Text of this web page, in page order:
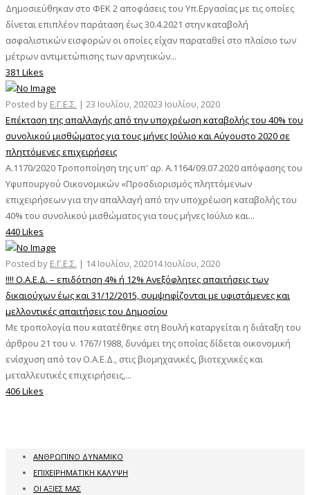
Δημοσιεύθηκαν στο ΦΕΚ 2 αποφάσεις του Υπ.Εργασίας με τις οποίες
δίνεται επιπλέον παράταση έως 30.4.2021 στην καταβολή
ασφαλιστικών εισφορών οι οποίες είχαν παραταθεί στο πλαίσιο των
μέτρων αντιμετώπισης των αρνητικών...
381 Likes
Posted by Ε.Γ.Ε.Σ. | 23 Ιουλίου, 202023 Ιουλίου, 2020
Επέκταση της απαλλαγής από την υποχρέωση καταβολής του 40% του
συνολικού μισθώματος για τους μήνες Ιούλιο και Αύγουστο 2020 σε
πληττόμενες επιχειρήσεις
Α.1170/2020 Τροποποίηση της υπ' αρ. Α.1164/09.07.2020 απόφασης του
Υφυπουργού Οικονομικών «Προσδιορισμός πληττόμενων
επιχειρήσεων για την απαλλαγή από την υποχρέωση καταβολής του
40% του συνολικού μισθώματος για τους μήνες Ιούλιο και...
440 Likes
Posted by Ε.Γ.Ε.Σ. | 14 Ιουλίου, 202014 Ιουλίου, 2020
!!!! Ο.Α.Ε.Δ. – επιδότηση 4% ή 12% Ανεξόφλητες απαιτήσεις των
δικαιούχων έως και 31/12/2015, συμψηφίζονται με υφιστάμενες και
μελλοντικές απαιτήσεις του Δημοσίου
Με τροπολογία που κατατέθηκε στη Βουλή καταργείται η διάταξη του
άρθρου 21 του ν. 1767/1988, δυνάμει της οποίας δίδεται οικονομική
ενίσχυση από τον Ο.Α.Ε.Δ., στις βιομηχανικές, βιοτεχνικές και
μεταλλευτικές επιχειρήσεις,...
406 Likes
ΑΝΘΡΩΠΙΝΟ ΔΥΝΑΜΙΚΟ
ΕΠΙΧΕΙΡΗΜΑΤΙΚΗ ΚΑΛΥΨΗ
ΟΙ ΑΞΙΕΣ ΜΑΣ